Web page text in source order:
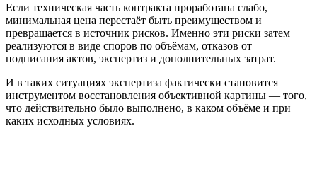
Если техническая часть контракта проработана слабо,
минимальная цена перестаёт быть преимуществом и
превращается в источник рисков. Именно эти риски затем
реализуются в виде споров по объёмам, отказов от
подписания актов, экспертиз и дополнительных затрат.
И в таких ситуациях экспертиза фактически становится
инструментом восстановления объективной картины — того,
что действительно было выполнено, в каком объёме и при
каких исходных условиях.